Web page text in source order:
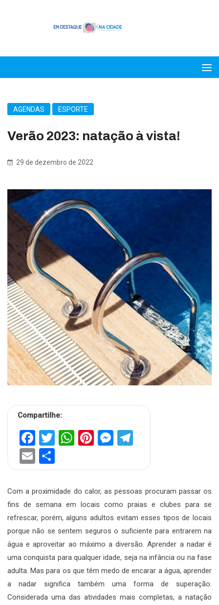
AGENDAS ESPORTE
Verão 2023: natação à vista!
29 de dezembro de 2022
Compartilhe:
Facebook
Twitter
WhatsApp
Pinterest
Messenger
Email
Com a proximidade do calor, as pessoas procuram passar os
fins de semana em locais como praias e clubes para se
refrescar, porém, alguns adultos evitam esses tipos de locais
porque não se sentem seguros o suficiente para entrarem na
água e aproveitar ao máximo a diversão. Aprender a nadar é
uma conquista para qualquer idade, seja na infância ou na fase
adulta. Mas para os que têm medo de encarar a água, aprender
a nadar significa também uma forma de superação.
Considerada uma das atividades mais completas, a natação